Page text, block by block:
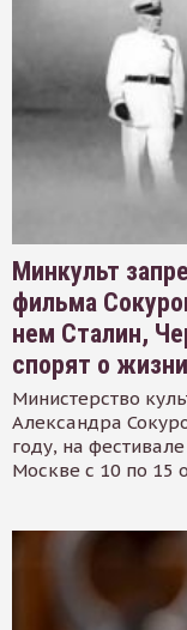
Минкульт
фильма
нем Сталин,
спорят о жизни
Министерство
Александра
году, на
Москве с 10 по 15